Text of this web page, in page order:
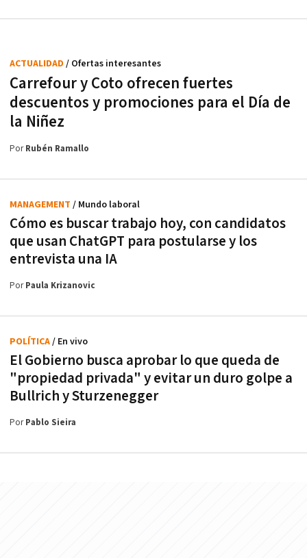
Carrefour y Coto ofrecen fuertes
descuentos y promociones para el Día de
la Niñez
ACTUALIDAD / Ofertas interesantes
PorRubén Ramallo
Cómo es buscar trabajo hoy, con candidatos
que usan ChatGPT para postularse y los
entrevista una IA
MANAGEMENT / Mundo laboral
PorPaula Krizanovic
El Gobierno busca aprobar lo que queda de
"propiedad privada" y evitar un duro golpe a
Bullrich y Sturzenegger
POLÍTICA/ En vivo
PorPablo Sieira